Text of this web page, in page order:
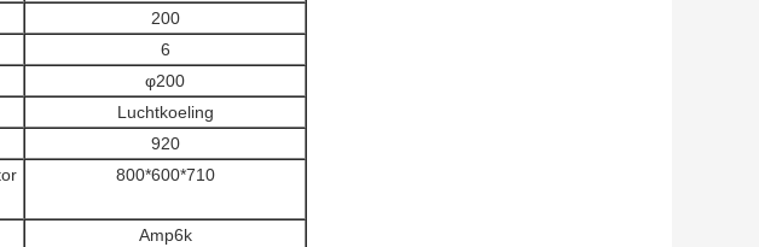
200
6
φ200
Luchtkoeling
920
800*600*710
Amp6k